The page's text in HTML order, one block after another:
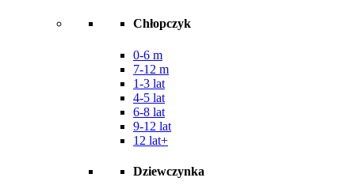
Chłopczyk
0-6 m
7-12 m
1-3 lat
4-5 lat
6-8 lat
9-12 lat
12 lat+
Dziewczynka